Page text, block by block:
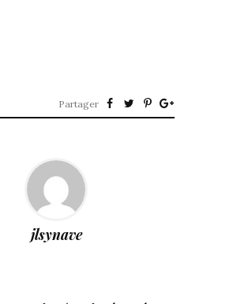
Partager
jlsynave